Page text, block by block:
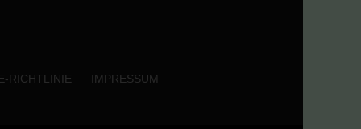
RICHTLINIE IMPRESSUM